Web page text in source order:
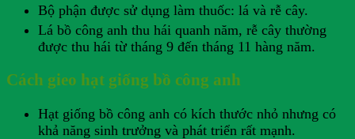
Bộ phận được sử dụng làm thuốc: lá và rễ cây.
Lá bồ công anh thu hái quanh năm, rễ cây thường
được thu hái từ tháng 9 đến tháng 11 hàng năm.
Cách gieo hạt giống bồ công anh
Hạt giống bồ công anh có kích thước nhỏ nhưng có
khả năng sinh trưởng và phát triển rất mạnh.